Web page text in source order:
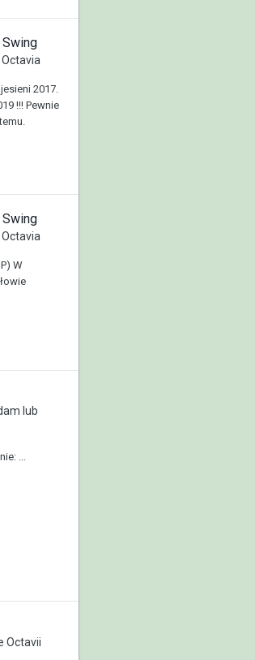
2017.
!!! Pewnie
W
lub
...
Octavii